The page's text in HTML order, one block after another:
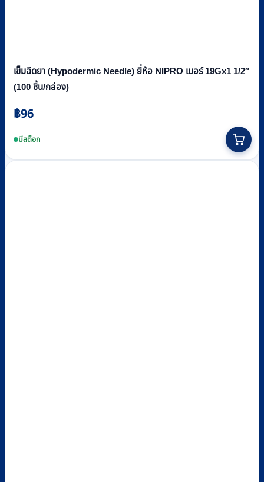
เข็มฉีดยา (Hypodermic Needle) ยี่ห้อ NIPRO เบอร์ 19Gx1 1/2″
(100 ชิ้น/กล่อง)
฿96
มีสต็อก